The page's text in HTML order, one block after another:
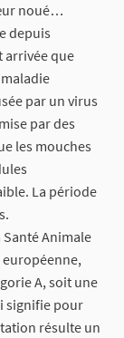
noué…
depuis
arrivée que
par un virus
par des
les mouches
La période
Animale
européenne,
A, soit une
signifie pour
résulte un